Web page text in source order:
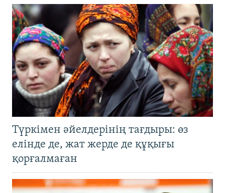
Түркімен әйелдерінің тағдыры: өз
елінде де, жат жерде де құқығы
қорғалмаған